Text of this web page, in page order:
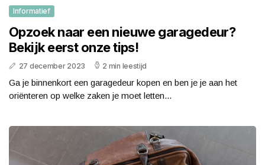
Informatief
Opzoek naar een nieuwe garagedeur?
Bekijk eerst onze tips!
27 december 2023 2 min leestijd
Ga je binnenkort een garagedeur kopen en ben je je aan het
oriënteren op welke zaken je moet letten...